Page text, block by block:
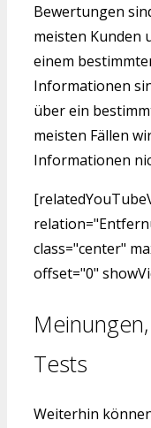
Bewertungen
meisten Kunden
einem
Informationen
über ein
meisten Fällen
Informationen
class="center"
offset="0"
Tests
Weiterhin